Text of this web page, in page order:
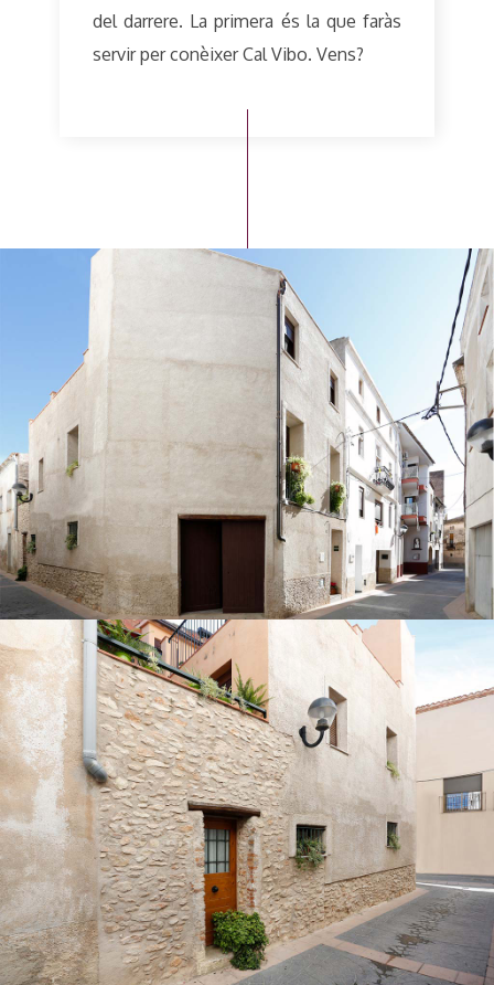
del darrere. La primera és la que faràs
servir per conèixer Cal Vibo. Vens?